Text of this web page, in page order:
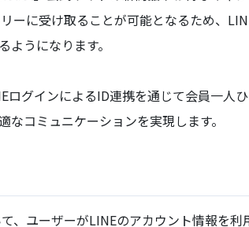
ーに受け取ることが可能となるため、
うになります。
グインによるID連携を通じて会員一人
コミュニケーションを実現します。
、ユーザーがLINEのアカウント情報を